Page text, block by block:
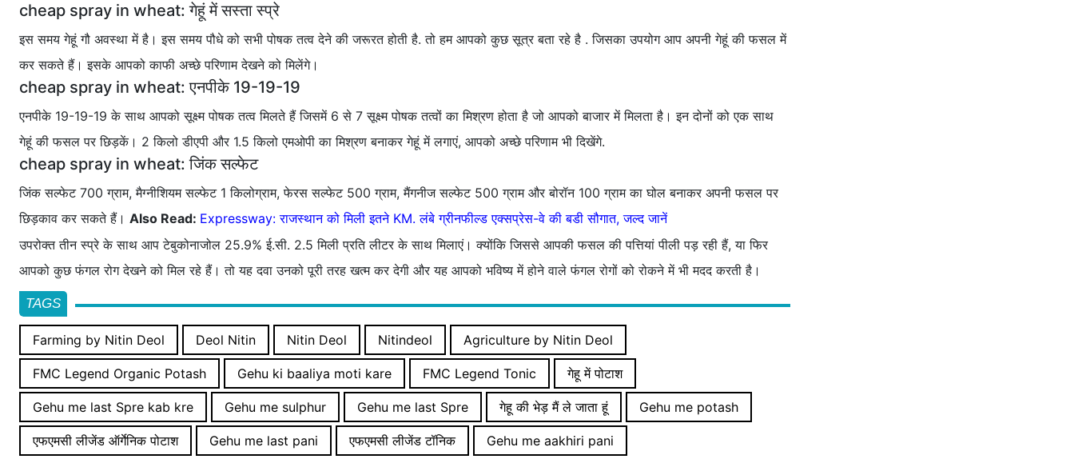
cheap spray in wheat: गेहूं में सस्ता स्प्रे
इस समय गेहूं गौ अवस्था में है। इस समय पौधे को सभी पोषक तत्व देने की जरूरत होती है. तो हम आपको कुछ सूत्र बता रहे है . जिसका उपयोग आप अपनी गेहूं की फसल में
कर सकते हैं। इसके आपको काफी अच्छे परिणाम देखने को मिलेंगे।
cheap spray in wheat: एनपीके 19-19-19
एनपीके 19-19-19 के साथ आपको सूक्ष्म पोषक तत्व मिलते हैं जिसमें 6 से 7 सूक्ष्म पोषक तत्वों का मिश्रण होता है जो आपको बाजार में मिलता है। इन दोनों को एक साथ
गेहूं की फसल पर छिड़कें। 2 किलो डीएपी और 1.5 किलो एमओपी का मिश्रण बनाकर गेहूं में लगाएं, आपको अच्छे परिणाम भी दिखेंगे.
cheap spray in wheat: जिंक सल्फेट
जिंक सल्फेट 700 ग्राम, मैग्नीशियम सल्फेट 1 किलोग्राम, फेरस सल्फेट 500 ग्राम, मैंगनीज सल्फेट 500 ग्राम और बोरॉन 100 ग्राम का घोल बनाकर अपनी फसल पर
छिड़काव कर सकते हैं। Also Read: Expressway: राजस्थान को मिली इतने KM. लंबे ग्रीनफील्ड एक्सप्रेस-वे की बडी सौगात, जल्द जानें
उपरोक्त तीन स्प्रे के साथ आप टेबुकोनाजोल 25.9% ई.सी. 2.5 मिली प्रति लीटर के साथ मिलाएं। क्योंकि जिससे आपकी फसल की पत्तियां पीली पड़ रही हैं, या फिर
आपको कुछ फंगल रोग देखने को मिल रहे हैं। तो यह दवा उनको पूरी तरह खत्म कर देगी और यह आपको भविष्य में होने वाले फंगल रोगों को रोकने में भी मदद करती है।
TAGS
Farming by Nitin Deol Deol Nitin Nitin Deol Nitindeol Agriculture by Nitin Deol
FMC Legend Organic Potash Gehu ki baaliya moti kare FMC Legend Tonic गेहू में पोटाश
Gehu me last Spre kab kre Gehu me sulphur Gehu me last Spre गेहू की भेड़ मैं ले जाता हूं Gehu me potash
एफएमसी लीजेंड ऑर्गेनिक पोटाश Gehu me last pani एफएमसी लीजेंड टॉनिक Gehu me aakhiri pani